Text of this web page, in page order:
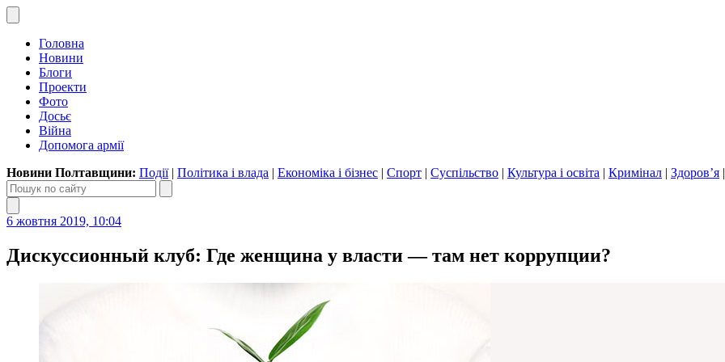
Головна
Новини
Блоги
Проекти
Фото
Досьє
Війна
Допомога армії
Новини Полтавщини: Події| Політика і влада | Економіка і бізнес | Спорт | Суспільство | Культура і освіта | Кримінал | Здоров’я |
6 жовтня 2019, 10:04
Дискуссионный клуб: Где женщина у власти — там нет коррупции?